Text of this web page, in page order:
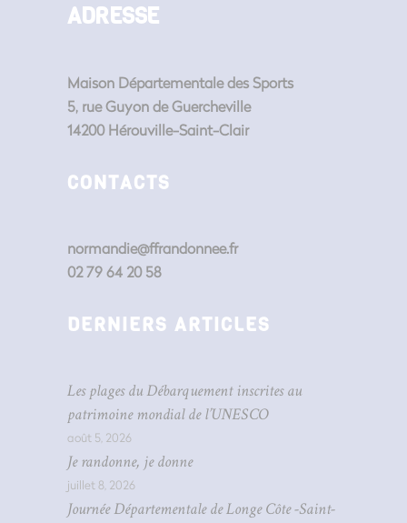
ADRESSE
Maison Départementale des Sports
5, rue Guyon de Guercheville
14200 Hérouville-Saint-Clair
CONTACTS
normandie@ffrandonnee.fr
02 79 64 20 58
DERNIERS ARTICLES
Les plages du Débarquement inscrites au
patrimoine mondial de l’UNESCO
août 5, 2026
Je randonne, je donne
juillet 8, 2026
Journée Départementale de Longe Côte -Saint-